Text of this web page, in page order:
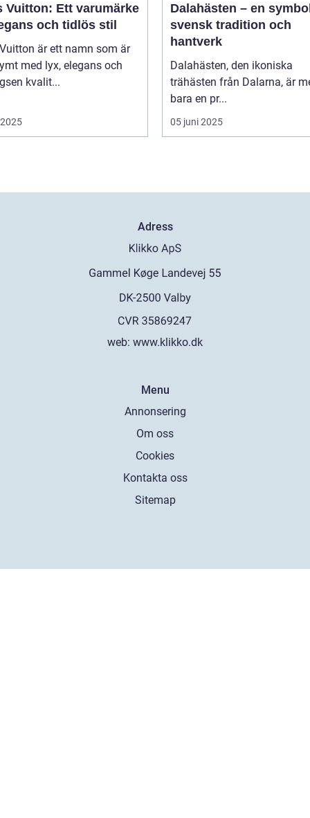
Vuitton: Ett varumärke
och tidlös stil
är ett namn som är
med lyx, elegans och
kvalit...
Dalahästen – en
svensk tradition och
hantverk
Dalahästen, den ikoniska
trähästen från Dalarna, är
bara en pr...
05 juni 2025
Adress
web: www.klikko.dk
Menu
Annonsering
Om oss
Cookies
Kontakta oss
Sitemap